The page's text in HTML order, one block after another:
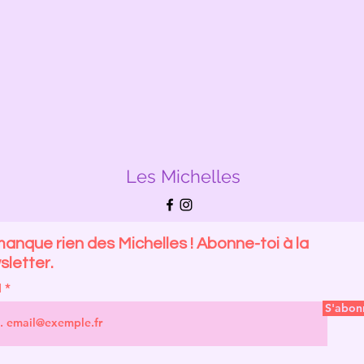
Les Michelles
rien des Michelles ! Abonne-toi à la